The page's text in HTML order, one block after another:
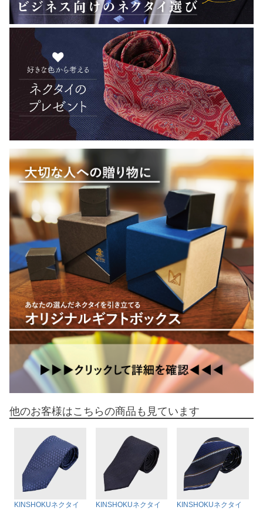
他のお客様はこちらの商品も見ています
KINSHOKUネクタイ
KINSHOKUネクタイ
KINSHOKUネクタイ